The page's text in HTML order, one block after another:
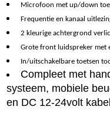
Microfoon met up/down
Frequentie en kanaal
2 kleurige achtergrond
Grote front luidspreker met
In/uitschakelbare toetsen
Compleet met
systeem, mobiele
en DC 12-24volt kabel